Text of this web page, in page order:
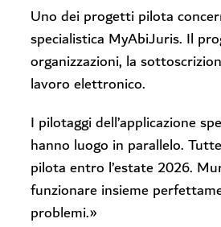
Uno dei progetti pilota
specialistica MyAbiJuris. Il
organizzazioni, la
lavoro elettronico.
I pilotaggi dell’applicazione
hanno luogo in parallelo.
pilota entro l’estate 2026.
funzionare insieme
problemi.»